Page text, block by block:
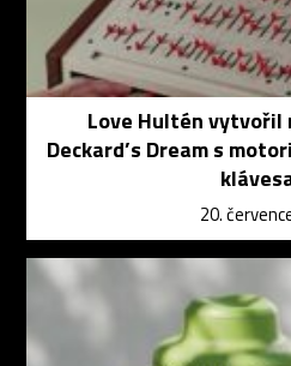
Love Hultén
Deckard’s Dream s
20.